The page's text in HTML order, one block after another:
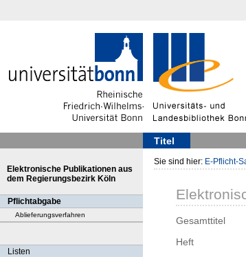
Titel
Elektronische Publikationen aus
dem Regierungsbezirk Köln
Pflichtabgabe
Ablieferungsverfahren
Listen
Sie sind hier: E-Pflicht-
Gesamttitel
Heft